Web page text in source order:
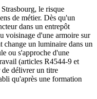
le risque
de métier. Dès qu'un
dans un entrepôt
voisinage d'une armoire sur
change un luminaire dans un
ou s'approche d'une
(articles R4544-9 et
délivrer un titre
qu'après une formation